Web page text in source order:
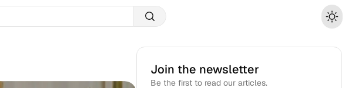
Join the newsletter
Be the first to read our articles.